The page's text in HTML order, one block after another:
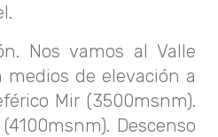
Nos vamos al Valle
medios de elevación a
Mir (3500msnm).
Descenso